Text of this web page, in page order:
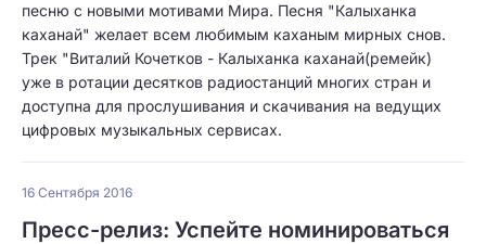
песню с новыми мотивами Мира. Песня "Калыханка
каханай" желает всем любимым каханым мирных снов.
Трек "Виталий Кочетков - Калыханка каханай(ремейк)
уже в ротации десятков радиостанций многих стран и
доступна для прослушивания и скачивания на ведущих
цифровых музыкальных сервисах.
16 Сентября 2016
Пресс-релиз: Успейте номинироваться